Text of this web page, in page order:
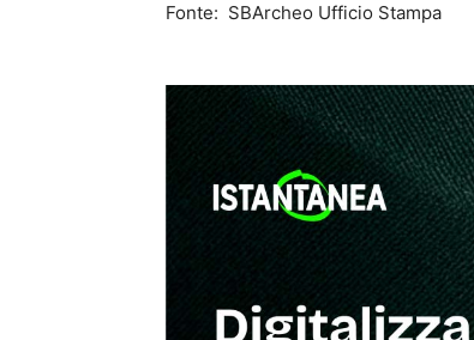
Fonte: SBArcheo Ufficio Stampa